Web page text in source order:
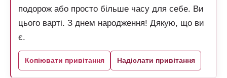
подорож або просто більше часу для себе. Ви
цього варті. З днем народження! Дякую, що ви
є.
Копіювати привітання Надіслати привітання